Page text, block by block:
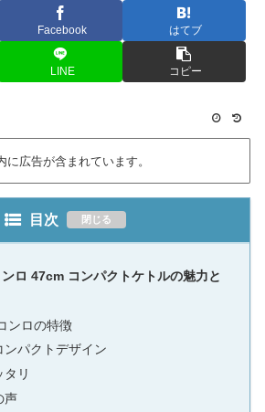
Facebook はてブ
LINE コピー
に広告が含まれています。
目次
ロ 47cm コンパクトケトルの魅力と
ンロの特徴
ンパクトデザイン
タリ
声